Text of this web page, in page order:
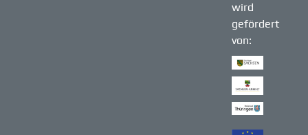
wird
gefördert
von: